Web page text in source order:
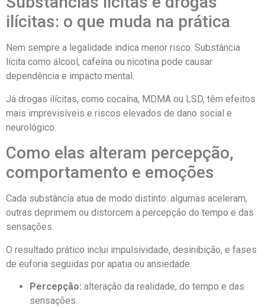
ilícitas: o que muda na prática
Nem sempre a legalidade indica menor risco. Substância
lícita como álcool, cafeína ou nicotina pode causar
dependência e impacto mental.
Já drogas ilícitas, como cocaína, MDMA ou LSD, têm efeitos
mais imprevisíveis e riscos elevados de dano social e
neurológico.
Como elas alteram percepção,
comportamento e emoções
Cada substância atua de modo distinto: algumas aceleram,
outras deprimem ou distorcem a percepção do tempo e das
sensações.
O resultado prático inclui impulsividade, desinibição, e fases
de euforia seguidas por apatia ou ansiedade.
Percepção: alteração da realidade, do tempo e das
sensações.